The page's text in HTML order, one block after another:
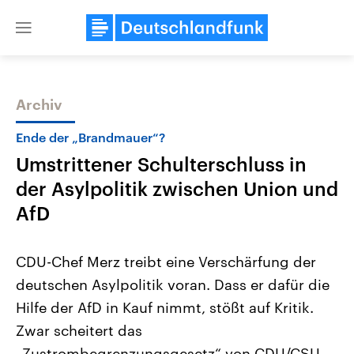
Close
Themen
Aktuelle Beiträge, Analysen und
Hintergründe
Wirtschaftlich und militärisch
gehören die Vereinigten Staaten zu
den mächtigsten Ländern der Erde,
mit großem Einfluss auf das
Aktuelle Lage und
Der Überfall der
Terrororganisation Hamas
Israel möchte die Hamas
Archiv
Ende der „Brandmauer“?
Umstrittener Schulterschluss in
der Asylpolitik zwischen Union und
AfD
CDU-Chef Merz treibt eine Verschärfung der
deutschen Asylpolitik voran. Dass er dafür die
Hilfe der AfD in Kauf nimmt, stößt auf Kritik.
Zwar scheitert das